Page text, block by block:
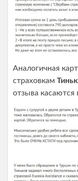
Аналогичная
страховкам
отзыва касаются